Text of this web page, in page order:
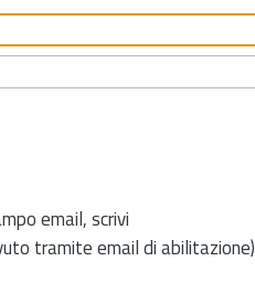
email, scrivi
tramite email di abilitazione)